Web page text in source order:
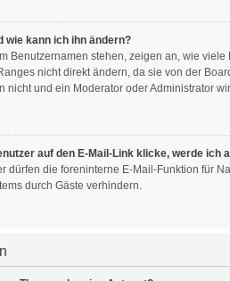
wie kann ich ihn ändern?
Benutzernamen stehen, zeigen an, wie
nicht direkt ändern, da sie von der
nicht und ein Moderator oder Administrator
auf den E-Mail-Link klicke, werde ich
dürfen die foreninterne E-Mail-Funktion für
durch Gäste verhindern.